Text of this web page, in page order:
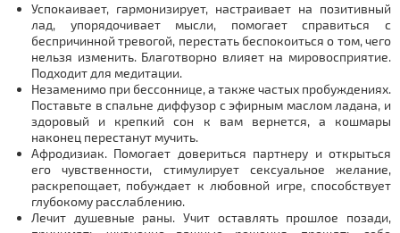
Успокаивает, гармонизирует, настраивает на позитивный
лад, упорядочивает мысли, помогает справиться с
беспричинной тревогой, перестать беспокоиться о том, чего
нельзя изменить. Благотворно влияет на мировосприятие.
Подходит для медитации.
Незаменимо при бессоннице, а также частых пробуждениях.
Поставьте в спальне диффузор с эфирным маслом ладана, и
здоровый и крепкий сон к вам вернется, а кошмары
наконец перестанут мучить.
Афродизиак. Помогает довериться партнеру и открыться
его чувственности, стимулирует сексуальное желание,
раскрепощает, побуждает к любовной игре, способствует
глубокому расслаблению.
Лечит душевные раны. Учит оставлять прошлое позади,